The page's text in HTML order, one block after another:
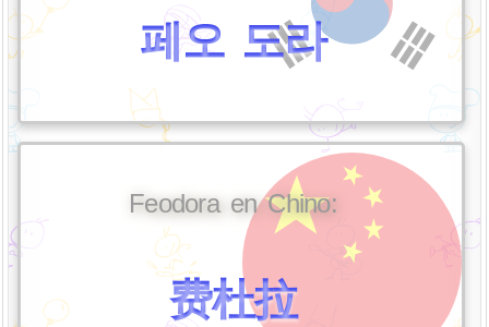
페오 도라
Feodora en Chino:
费杜拉